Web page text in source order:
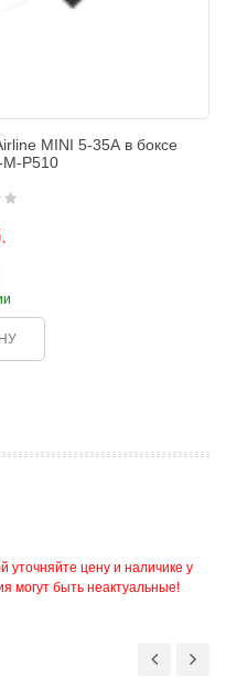
MINI 5-35А в боксе
M-P510
цену и наличике у
могут быть неактуальные!